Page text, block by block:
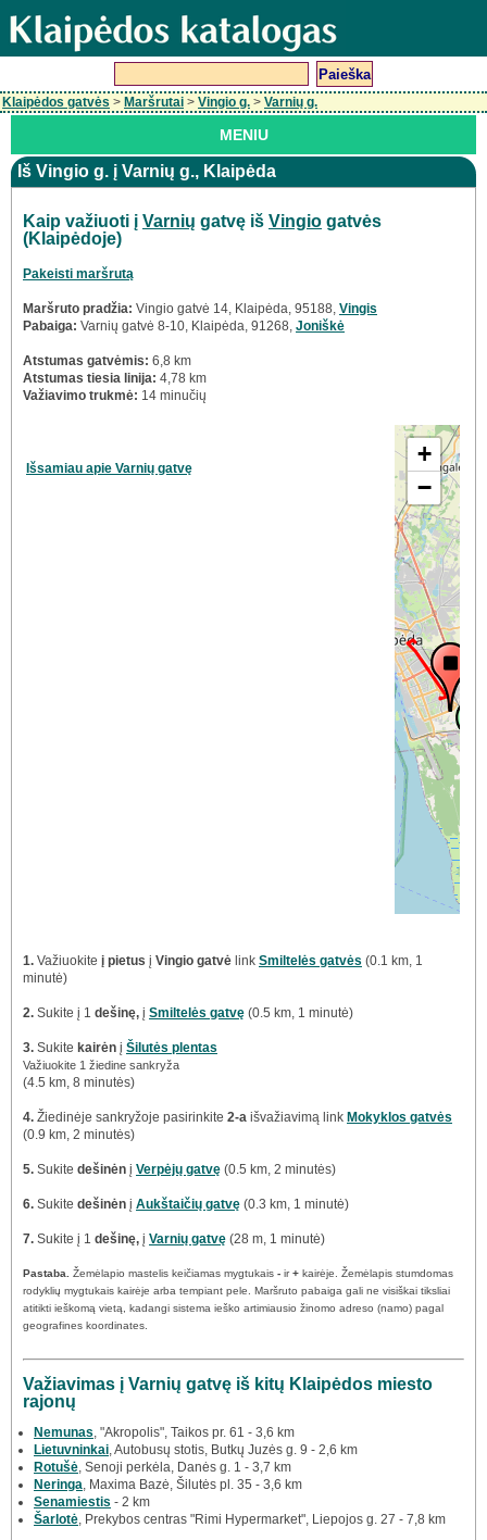
Klaipėdos gatvės > Maršrutai > Vingio g. > Varnių g.
MENIU
Iš Vingio g. į Varnių g., Klaipėda
Kaip važiuoti į Varnių gatvę iš Vingio gatvės
(Klaipėdoje)
Pakeisti maršrutą
Maršruto pradžia: Vingio gatvė 14, Klaipėda, 95188, Vingis
Pabaiga: Varnių gatvė 8-10, Klaipėda, 91268, Joniškė
Atstumas gatvėmis: 6,8 km
Atstumas tiesia linija: 4,78 km
Važiavimo trukmė: 14 minučių
Išsamiau apie Varnių gatvę
+
−
1. Važiuokite į pietus į Vingio gatvė link Smiltelės gatvės (0.1 km, 1
minutė)
2. Sukite į 1 dešinę, į Smiltelės gatvę (0.5 km, 1 minutė)
3. Sukite kairėn į Šilutės plentas
Važiuokite 1 žiedine sankryža
(4.5 km, 8 minutės)
4. Žiedinėje sankryžoje pasirinkite 2-a išvažiavimą link Mokyklos gatvės
(0.9 km, 2 minutės)
5. Sukite dešinėn į Verpėjų gatvę (0.5 km, 2 minutės)
6. Sukite dešinėn į Aukštaičių gatvę (0.3 km, 1 minutė)
7. Sukite į 1 dešinę, į Varnių gatvę (28 m, 1 minutė)
Pastaba. Žemėlapio mastelis keičiamas mygtukais - ir+ kairėje. Žemėlapis stumdomas
rodyklių mygtukais kairėje arba tempiant pele. Maršruto pabaiga gali ne visiškai tiksliai
atitikti ieškomą vietą, kadangi sistema ieško artimiausio žinomo adreso (namo) pagal
geografines koordinates.
Važiavimas į Varnių gatvę iš kitų Klaipėdos miesto
rajonų
Nemunas , "Akropolis", Taikos pr. 61 - 3,6 km
Lietuvninkai , Autobusų stotis, Butkų Juzės g. 9 - 2,6 km
Rotušė , Senoji perkėla, Danės g. 1 - 3,7 km
Neringa , Maxima Bazė, Šilutės pl. 35 - 3,6 km
Senamiestis - 2 km
Šarlotė , Prekybos centras "Rimi Hypermarket", Liepojos g. 27 - 7,8 km